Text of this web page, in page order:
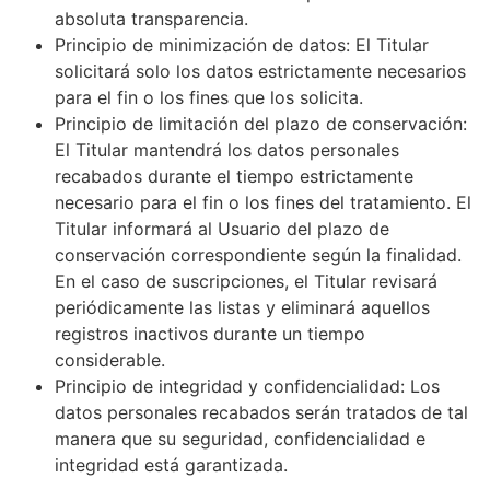
absoluta transparencia.
Principio de minimización de datos: El Titular
solicitará solo los datos estrictamente necesarios
para el fin o los fines que los solicita.
Principio de limitación del plazo de conservación:
El Titular mantendrá los datos personales
recabados durante el tiempo estrictamente
necesario para el fin o los fines del tratamiento. El
Titular informará al Usuario del plazo de
conservación correspondiente según la finalidad.
En el caso de suscripciones, el Titular revisará
periódicamente las listas y eliminará aquellos
registros inactivos durante un tiempo
considerable.
Principio de integridad y confidencialidad: Los
datos personales recabados serán tratados de tal
manera que su seguridad, confidencialidad e
integridad está garantizada.